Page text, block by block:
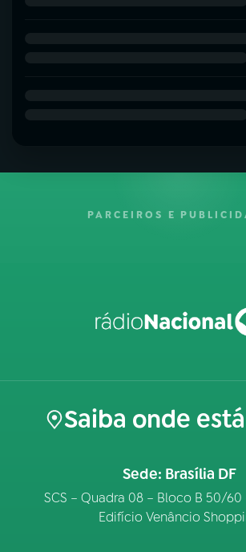
PARCEIROS E
Saiba onde está
Sede: Brasília DF
SCS – Quadra 08 – Bloco B 50/60
Edifício Venâncio